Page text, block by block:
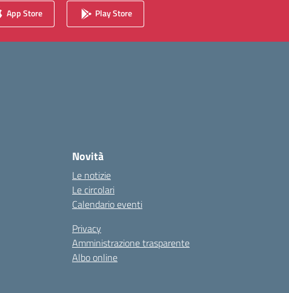
App Store Play Store
Novità
Le notizie
Le circolari
Calendario eventi
Privacy
Amministrazione trasparente
Albo online